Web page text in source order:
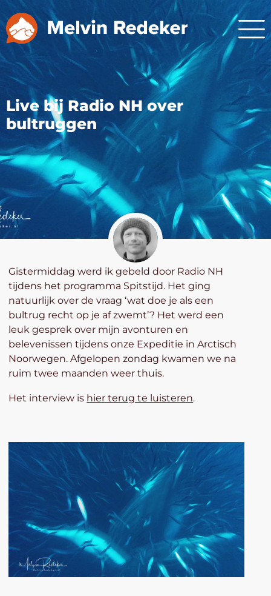
Live bij Radio NH over
bultruggen
Gistermiddag werd ik gebeld door Radio NH
tijdens het programma Spitstijd. Het ging
natuurlijk over de vraag ‘wat doe je als een
bultrug recht op je af zwemt’? Het werd een
leuk gesprek over mijn avonturen en
belevenissen tijdens onze Expeditie in Arctisch
Noorwegen. Afgelopen zondag kwamen we na
ruim twee maanden weer thuis.
Het interview is hier terug te luisteren.